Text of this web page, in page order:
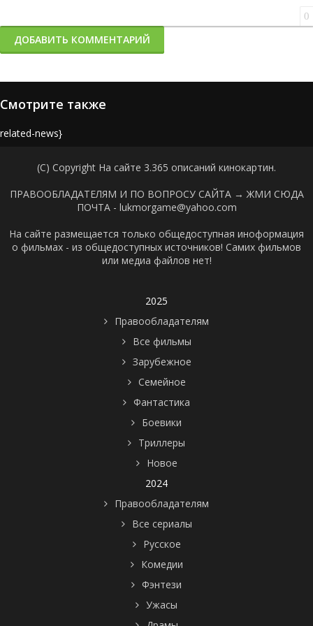
0
ДОБАВИТЬ КОММЕНТАРИЙ
Смотрите также
news}
(C) Copyright На сайте 3.365 описаний кинокартин.
ПРАВООБЛАДАТЕЛЯМ И ПО ВОПРОСУ САЙТА → ЖМИ СЮДА
ПОЧТА - lukmorgame@yahoo.com
На сайте размещается только общедоступная иноформация
о фильмах - из общедоступных источников! Самих фильмов
или медиа файлов нет!
2025
Правообладателям
Все фильмы
Зарубежное
Семейное
Фантастика
Боевики
Триллеры
Новое
2024
Правообладателям
Все сериалы
Русское
Комедии
Фэнтези
Ужасы